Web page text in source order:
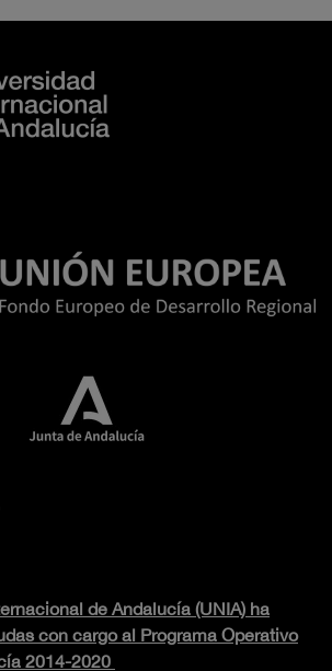
de Andalucía (UNIA) ha
con cargo al Programa Operativo
2014-2020